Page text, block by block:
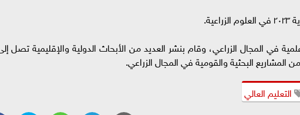
العربية بعدد (۹) مراجع علمية في المجال الزراعي، وقام بنشر العديد من الأبحاث الدولية والإقليمية تصل
التعليم العالي